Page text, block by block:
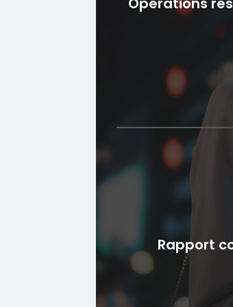
Les solutions
des réseaux
réseau multi-
Rapport